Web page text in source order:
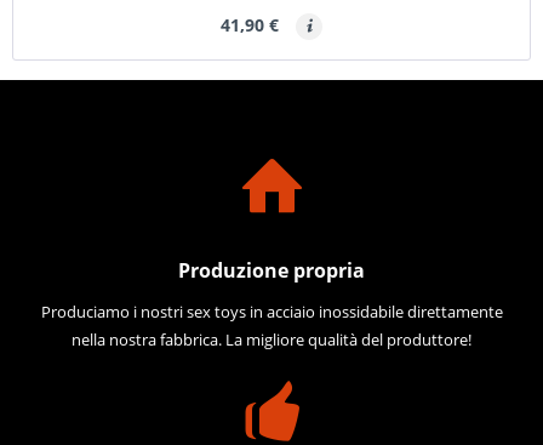
41,90 €
Produzione propria
Produciamo i nostri sex toys in acciaio inossidabile direttamente
nella nostra fabbrica. La migliore qualità del produttore!